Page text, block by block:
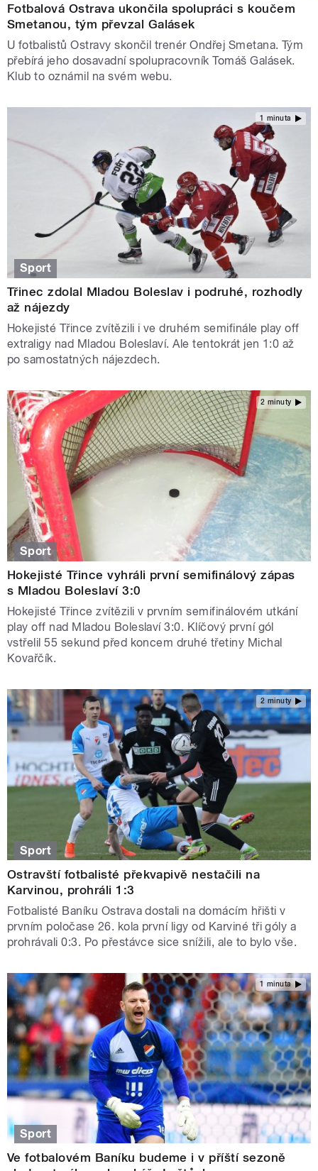
Fotbalová Ostrava ukončila spolupráci s koučem
Smetanou, tým převzal Galásek
U fotbalistů Ostravy skončil trenér Ondřej Smetana. Tým
přebírá jeho dosavadní spolupracovník Tomáš Galásek.
Klub to oznámil na svém webu.
1 minuta
Sport
Třinec zdolal Mladou Boleslav i podruhé, rozhodly
až nájezdy
Hokejisté Třince zvítězili i ve druhém semifinále play off
extraligy nad Mladou Boleslaví. Ale tentokrát jen 1:0 až
po samostatných nájezdech.
2 minuty
Sport
Hokejisté Třince vyhráli první semifinálový zápas
s Mladou Boleslaví 3:0
Hokejisté Třince zvítězili v prvním semifinálovém utkání
play off nad Mladou Boleslaví 3:0. Klíčový první gól
vstřelil 55 sekund před koncem druhé třetiny Michal
Kovařčík.
2 minuty
Sport
Ostravští fotbalisté překvapivě nestačili na
Karvinou, prohráli 1:3
Fotbalisté Baníku Ostrava dostali na domácím hřišti v
prvním poločase 26. kola první ligy od Karviné tři góly a
prohrávali 0:3. Po přestávce sice snížili, ale to bylo vše.
1 minuta
Sport
Ve fotbalovém Baníku budeme i v příští sezoně